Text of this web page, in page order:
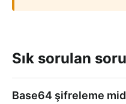
Sık sorulan
Base64 şifreleme